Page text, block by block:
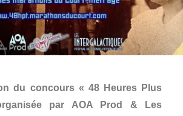
du concours « 48 Heures Plus
par AOA Prod & Les